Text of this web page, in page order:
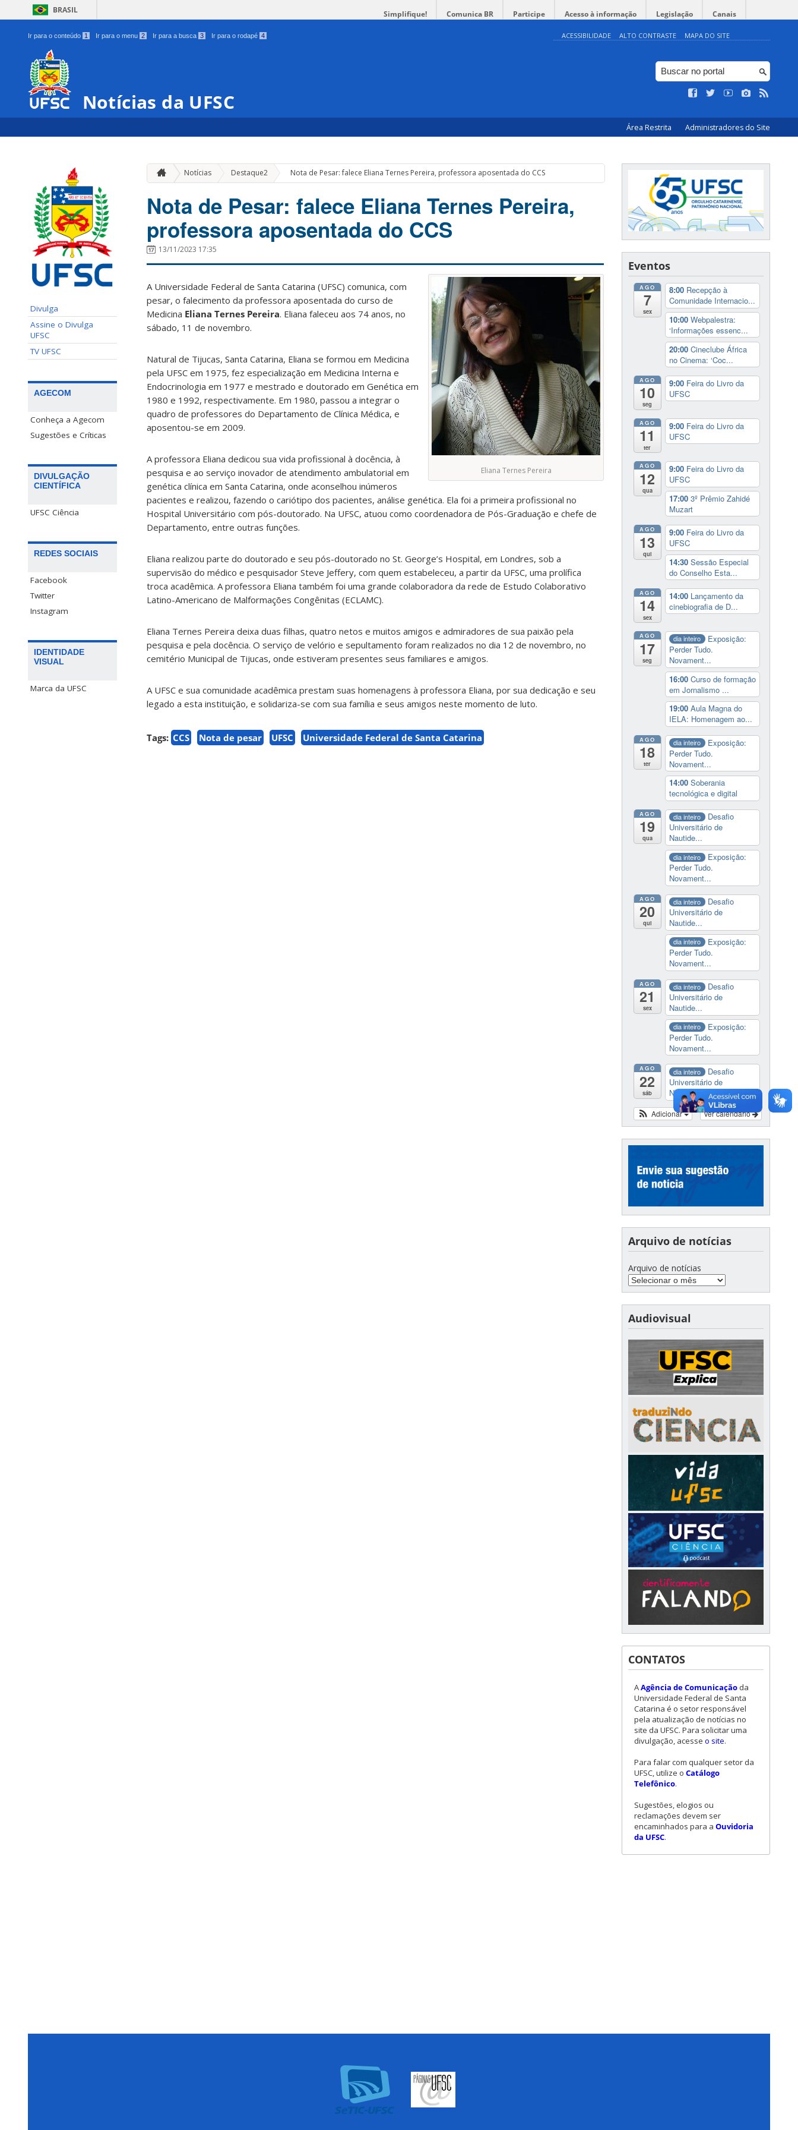
BRASIL Simplifique! Comunica BR Participe Acesso à informação Legislação Canais
Ir para o conteúdo 1 Ir para o menu 2 Ir para a busca 3 Ir para o rodapé 4 ACESSIBILIDADE ALTO CONTRASTE MAPA DO SITE
Notícias da UFSC
Área Restrita Administradores do Site
Divulga
Assine o Divulga
UFSC
TV UFSC
AGECOM
Conheça a Agecom
Sugestões e Críticas
DIVULGAÇÃO
CIENTÍFICA
UFSC Ciência
REDES SOCIAIS
Facebook
Twitter
Instagram
IDENTIDADE
VISUAL
Marca da UFSC
Notícias Destaque2 » Nota de Pesar: falece Eliana Ternes Pereira, professora aposentada do CCS
Nota de Pesar: falece Eliana Ternes Pereira,
professora aposentada do CCS
13/11/2023 17:35
Eliana Ternes Pereira
A Universidade Federal de Santa Catarina (UFSC) comunica, com
pesar, o falecimento da professora aposentada do curso de
Medicina Eliana Ternes Pereira. Eliana faleceu aos 74 anos, no
sábado, 11 de novembro.
Natural de Tijucas, Santa Catarina, Eliana se formou em Medicina
pela UFSC em 1975, fez especialização em Medicina Interna e
Endocrinologia em 1977 e mestrado e doutorado em Genética em
1980 e 1992, respectivamente. Em 1980, passou a integrar o
quadro de professores do Departamento de Clínica Médica, e
aposentou-se em 2009.
A professora Eliana dedicou sua vida profissional à docência, à
pesquisa e ao serviço inovador de atendimento ambulatorial em
genética clínica em Santa Catarina, onde aconselhou inúmeros
pacientes e realizou, fazendo o cariótipo dos pacientes, análise genética. Ela foi a primeira profissional no
Hospital Universitário com pós-doutorado. Na UFSC, atuou como coordenadora de Pós-Graduação e chefe de
Departamento, entre outras funções.
Eliana realizou parte do doutorado e seu pós-doutorado no St. George’s Hospital, em Londres, sob a
supervisão do médico e pesquisador Steve Jeffery, com quem estabeleceu, a partir da UFSC, uma prolífica
troca acadêmica. A professora Eliana também foi uma grande colaboradora da rede de Estudo Colaborativo
Latino-Americano de Malformações Congênitas (ECLAMC).
Eliana Ternes Pereira deixa duas filhas, quatro netos e muitos amigos e admiradores de sua paixão pela
pesquisa e pela docência. O serviço de velório e sepultamento foram realizados no dia 12 de novembro, no
cemitério Municipal de Tijucas, onde estiveram presentes seus familiares e amigos.
A UFSC e sua comunidade acadêmica prestam suas homenagens à professora Eliana, por sua dedicação e seu
legado a esta instituição, e solidariza-se com sua família e seus amigos neste momento de luto.
Tags: CCS Nota de pesar UFSC Universidade Federal de Santa Catarina
Eventos
AGO
7
sex
8:00 Recepção à
Comunidade Internacio...
10:00 Webpalestra:
‘Informações essenc...
20:00 Cineclube África
no Cinema: ‘Coc...
AGO
10
seg
9:00 Feira do Livro da
UFSC
AGO
11
ter
9:00 Feira do Livro da
UFSC
AGO
12
qua
9:00 Feira do Livro da
UFSC
17:00 3º Prêmio Zahidé
Muzart
AGO
13
qui
9:00 Feira do Livro da
UFSC
14:30 Sessão Especial
do Conselho Esta...
AGO
14
sex
14:00 Lançamento da
cinebiografia de D...
AGO
17
seg
dia inteiro
Exposição:
Perder Tudo.
Novament...
16:00 Curso de formação
em Jornalismo ...
19:00 Aula Magna do
IELA: Homenagem ao...
AGO
18
ter
dia inteiro
Exposição:
Perder Tudo.
Novament...
14:00 Soberania
tecnológica e digital
AGO
19
qua
dia inteiro
Desafio
Universitário de
Nautide...
dia inteiro
Exposição:
Perder Tudo.
Novament...
AGO
20
qui
dia inteiro
Desafio
Universitário de
Nautide...
dia inteiro
Exposição:
Perder Tudo.
Novament...
AGO
21
sex
dia inteiro
Desafio
Universitário de
Nautide...
dia inteiro
Exposição:
Perder Tudo.
Novament...
AGO
22
sáb
dia inteiro
Desafio
Universitário de
Nautide...
Ver calendário
Adicionar
Arquivo de notícias
Arquivo de notícias
Audiovisual
CONTATOS
AAgência de Comunicação da
Universidade Federal de Santa
Catarina é o setor responsável
pela atualização de notícias no
site da UFSC. Para solicitar uma
divulgação, acesse o site.
Para falar com qualquer setor da
UFSC, utilize o Catálogo
Telefônico.
Sugestões, elogios ou
reclamações devem ser
encaminhados para a Ouvidoria
da UFSC.